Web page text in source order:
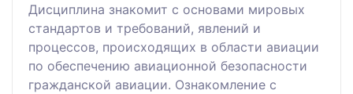
Дисциплина знакомит с основами мировых
стандартов и требований, явлений и
процессов, происходящих в области авиации
по обеспечению авиационной безопасности
гражданской авиации. Ознакомление с